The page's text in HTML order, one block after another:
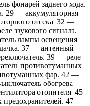
фонарей заднего хода.
29 — аккумуляторная
отсека. 32 —
звукового сигнала.
лампы освещения
37 — антенный
39 — реле
противотуманных
фар. 42 —
обогрева
отопителя. 45
47 —